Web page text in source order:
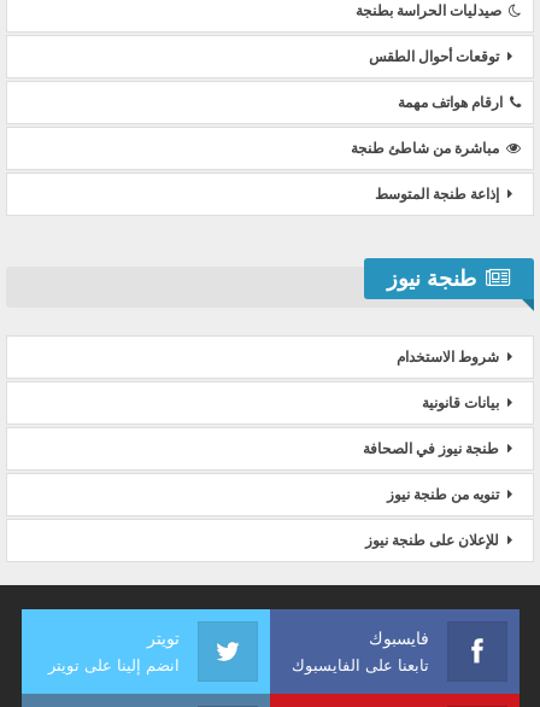
صيدليات الحراسة بطنجة
توقعات أحوال الطقس
ارقام هواتف مهمة
مباشرة من شاطئ طنجة
إذاعة طنجة المتوسط
طنجة نيوز
شروط الاستخدام
بيانات قانونية
طنجة نيوز في الصحافة
تنويه من طنجة نيوز
للإعلان على طنجة نيوز
فايسبوك
تابعنا على الفايسبوك
تويتر
انضم إلينا على تويتر